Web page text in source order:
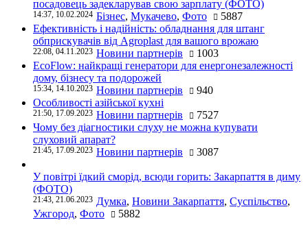
посадовець задекларував свою зарплату (ФОТО)
14:37, 10.02.2024 Бізнес, Мукачево, Фото
5887
Ефективність і надійність: обладнання для штанг
обприскувачів від Agroplast для вашого врожаю
22:08, 04.11.2023 Новини партнерів
1003
EcoFlow: найкращі генератори для енергонезалежності
дому, бізнесу та подорожей
15:34, 14.10.2023 Новини партнерів
940
Особливості азійської кухні
21:50, 17.09.2023 Новини партнерів
7527
Чому без діагностики слуху не можна купувати
слуховий апарат?
21:45, 17.09.2023 Новини партнерів 3087
У повітрі їдкий сморід, всюди горить: Закарпаття в диму
(ФОТО)
21:43, 21.06.2023 Думка, Новини Закарпаття, Суспільство,
Ужгород, Фото
5882